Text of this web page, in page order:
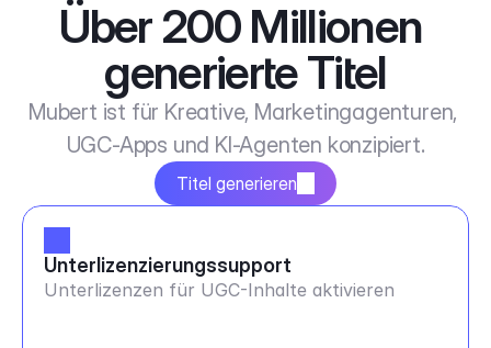
Über 200 Millionen
generierte Titel
Mubert ist für Kreative, Marketingagenturen,
UGC-Apps und KI-Agenten konzipiert.
Titel generieren
Unterlizenzierungssupport
Unterlizenzen für UGC-Inhalte aktivieren